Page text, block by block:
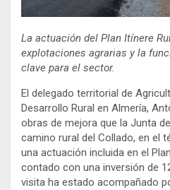
La actuación del Plan Itínere
explotaciones agrarias y la
clave para el sector.
El delegado territorial de
Desarrollo Rural en Almería,
obras de mejora que la Junta
camino rural del Collado, en el
una actuación incluida en el
contado con una inversión de
visita ha estado acompañado